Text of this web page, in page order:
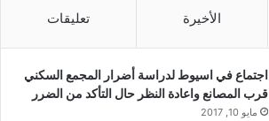
الأخيرة تعليقات
اجتماع في اسيوط لدراسة أضرار المجمع السكني
قرب المصانع واعادة النظر حال التأكد من الضرر
مايو 10, 2017